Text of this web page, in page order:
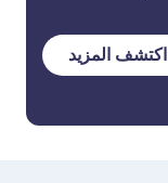
اكتشف المزيد